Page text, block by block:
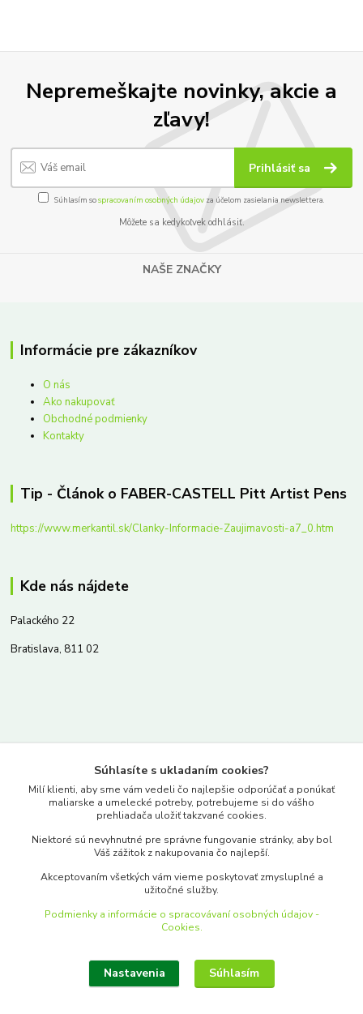
Nepremeškajte novinky, akcie a
zľavy!
Prihlásiť sa
Súhlasím sospracovaním osobných údajov za účelom zasielania newslettera.
Môžete sa kedykoľvek odhlásiť.
NAŠE ZNAČKY
Informácie pre zákazníkov
O nás
Ako nakupovať
Obchodné podmienky
Kontakty
Tip - Článok o FABER-CASTELL Pitt Artist Pens
https://www.merkantil.sk/Clanky-Informacie-Zaujimavosti-a7_0.htm
Kde nás nájdete
Palackého 22
Bratislava, 811 02
www.merkantil.sk
Pondelok-Piatok: 9.00-17.00hod.
objednavky@merkantil-obchod.sk
Upraviť zber cookies.
Súhlasíte s ukladaním cookies?
Milí klienti, aby sme vám vedeli čo najlepšie odporúčať a ponúkať
maliarske a umelecké potreby, potrebujeme si do vášho
prehliadača uložiť takzvané cookies.
Niektoré sú nevyhnutné pre správne fungovanie stránky, aby bol
Váš zážitok z nakupovania čo najlepší.
Akceptovaním všetkých vám vieme poskytovať zmysluplné a
užitočné služby.
Podmienky a informácie o spracovávaní osobných údajov -
Cookies.
Nastavenia Súhlasím